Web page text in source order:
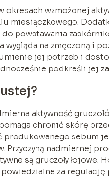
okresach wzmożonej
miesiączkowego.
powstawania
na zmęczoną i
jej potrzeb i
podkreśli jej
aktywność
chronić skórę
produkowanego sebum
Przyczyną nadmiernej
są gruczoły łojowe.
za